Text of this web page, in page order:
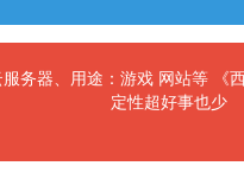
务器、用途：游戏 网站等 《
定性超好事也少